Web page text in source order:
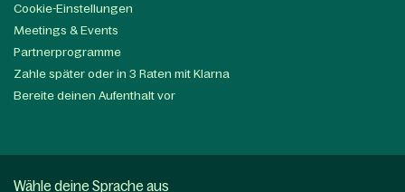
Cookie-Einstellungen
Meetings & Events
Partnerprogramme
Zahle später oder in 3 Raten mit Klarna
Bereite deinen Aufenthalt vor
Wähle deine Sprache aus